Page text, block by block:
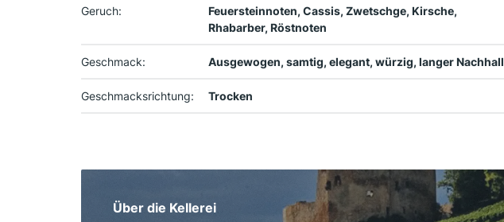
Geruch:
Feuersteinnoten, Cassis, Zwetschge, Kirsche,
Rhabarber, Röstnoten
Geschmack: Ausgewogen, samtig, elegant, würzig, langer Nachhall
Geschmacksrichtung: Trocken
Über die Kellerei